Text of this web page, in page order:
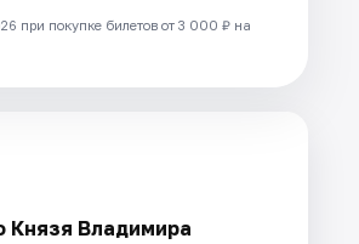
при покупке билетов от 3 000 ₽ на
Князя Владимира